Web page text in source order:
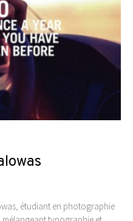
étudiant en photographie